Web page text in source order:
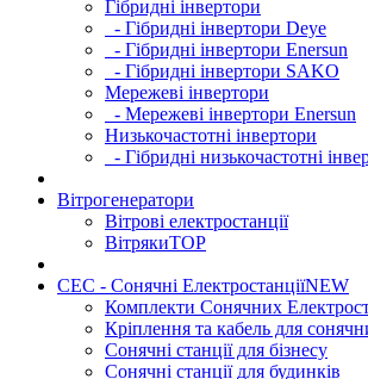
Гібридні інвертори
- Гібридні інвертори Deye
- Гібридні інвертори Enersun
- Гібридні інвертори SAKO
Мережеві інвертори
- Мережеві інвертори Enersun
Низькочастотні інвертори
- Гібридні низькочастотні
Вітрогенератори
Вітрові електростанції
ВітрякиTOP
СЕС - Сонячні ЕлектростанціїNEW
Комплекти Сонячних
Кріплення та кабель для
Сонячні станції для бізнесу
Сонячні станції для будинків